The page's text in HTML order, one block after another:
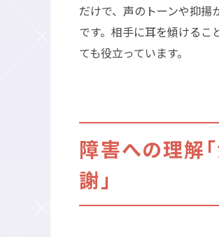
だけで、声のトーンや抑
です。相手に耳を傾けるこ
ても役立っています。
障害への理解
謝」